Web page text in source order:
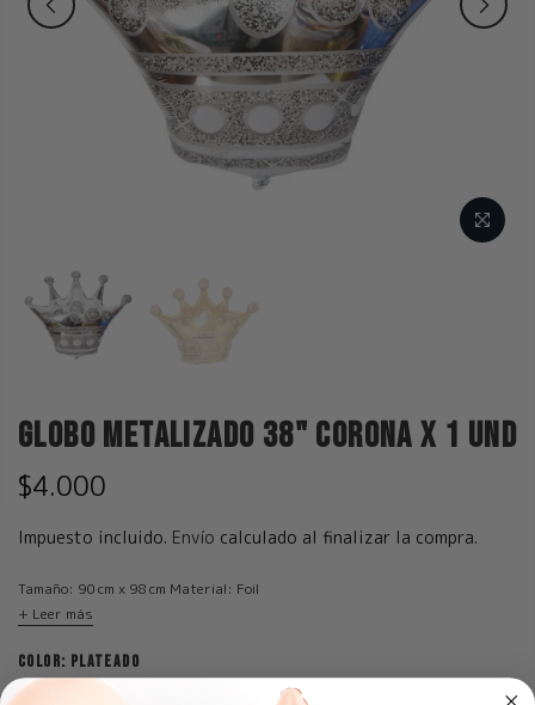
Globo Metalizado 38" Corona x 1 und
$4.000
Impuesto incluido. Envío calculado al finalizar la compra.
Tamaño: 90 cm x 98 cm Material: Foil
+ Leer más
COLOR: PLATEADO